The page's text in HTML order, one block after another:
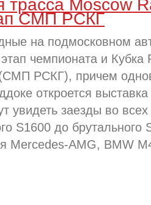
трасса Moscow
СМП РСКГ
на подмосковном
чемпионата и
РСКГ), причем
откроется
увидеть заезды во
S1600 до брутального
Mercedes-AMG, BMW